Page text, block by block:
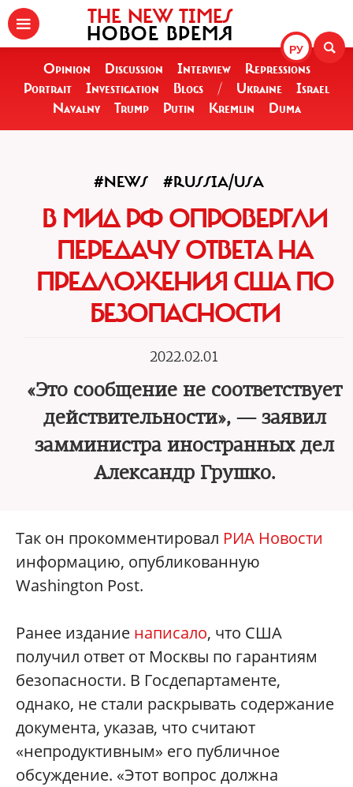
РУ
THE NEW TIMES
НОВОЕ ВРЕМЯ
Opinion Discussion Interview
Repressions
Portrait
Investigation Blogs / Ukraine
Israel
Navalny
Trump Putin Kremlin Duma
#NEWS #RUSSIA/USA
В МИД РФ ОПРОВЕРГЛИ
ПЕРЕДАЧУ ОТВЕТА НА
ПРЕДЛОЖЕНИЯ США ПО
БЕЗОПАСНОСТИ
2022.02.01
«Это сообщение не соответствует
действительности», — заявил
замминистра иностранных дел
Александр Грушко.
Так он прокомментировал РИА Новости
информацию, опубликованную
Washington Post.
Ранее издание написало, что США
получил ответ от Москвы по гарантиям
безопасности. В Госдепартаменте,
однако, не стали раскрывать содержание
документа, указав, что считают
«непродуктивным» его публичное
обсуждение. «Этот вопрос должна